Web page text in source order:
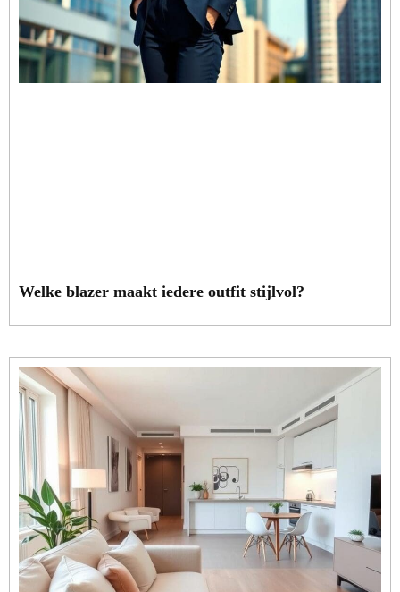
Welke blazer maakt iedere outfit stijlvol?